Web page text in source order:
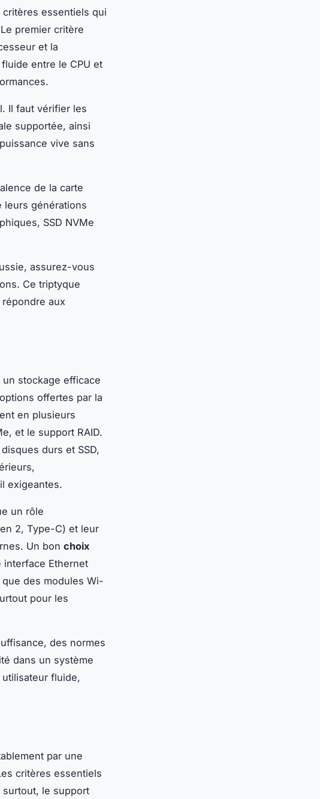
essentiels qui
premier critère
et la
entre le CPU et
Il faut vérifier les
supportée, ainsi
vive sans
de la carte
leurs générations
SSD NVMe
assurez-vous
Ce triptyque
aux
stockage efficace
offertes par la
en plusieurs
et le support RAID.
durs et SSD,
exigeantes.
un rôle
2, Type-C) et leur
Un bon choix
Ethernet
des modules Wi-
pour les
des normes
dans un système
fluide,
par une
critères essentiels
surtout, le support